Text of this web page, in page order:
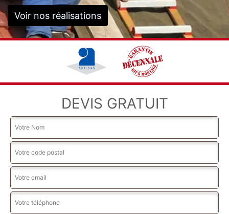
Voir nos réalisations
DEVIS GRATUIT